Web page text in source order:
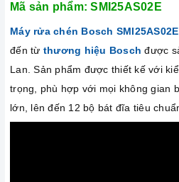
Mã sản phẩm:SMI25AS02E
Máy rửa chén Bosch SMI25AS02E
đến từ thương hiệu Bosch được
Lan. Sản phẩm được thiết kế với
trọng, phù hợp với mọi không gian
lớn, lên đến 12 bộ bát đĩa tiêu